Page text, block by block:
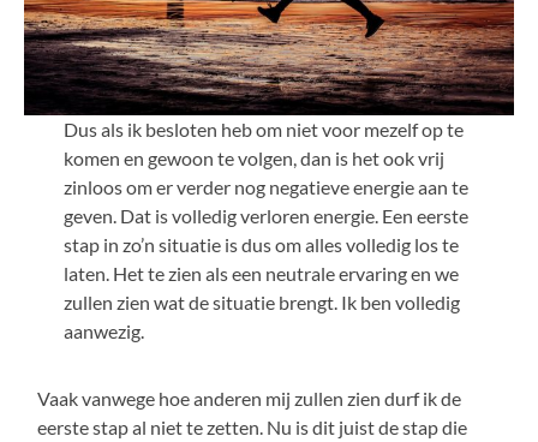
Dus als ik besloten heb om niet voor mezelf op te
komen en gewoon te volgen, dan is het ook vrij
zinloos om er verder nog negatieve energie aan te
geven. Dat is volledig verloren energie. Een eerste
stap in zo’n situatie is dus om alles volledig los te
laten. Het te zien als een neutrale ervaring en we
zullen zien wat de situatie brengt. Ik ben volledig
aanwezig.
Vaak vanwege hoe anderen mij zullen zien durf ik de
eerste stap al niet te zetten. Nu is dit juist de stap die